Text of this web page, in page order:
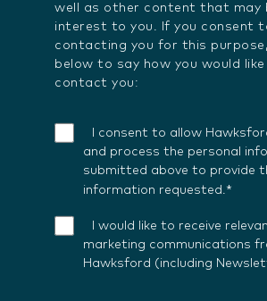
well as other content that may
interest to you. If you consent
contacting you for this
below to say how you would
contact you:
I consent to allow
and process the personal
submitted above to provide
information requested.*
I would like to receive
marketing communications
Hawksford (including